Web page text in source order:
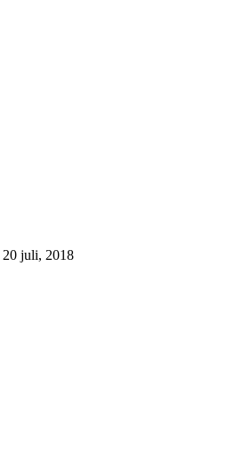
20 juli, 2018